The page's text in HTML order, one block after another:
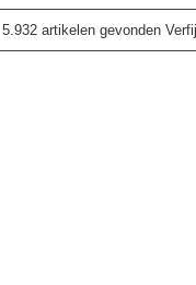
5.932 artikelen gevonden